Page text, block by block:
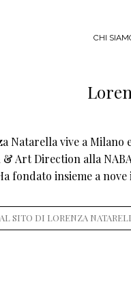
MAIN
CHI
Natarella vive a
& Art Direction alla
fondato insieme a
SITO DI LORENZA